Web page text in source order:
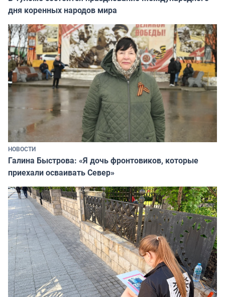
дня коренных народов мира
НОВОСТИ
Галина Быстрова: «Я дочь фронтовиков, которые
приехали осваивать Север»